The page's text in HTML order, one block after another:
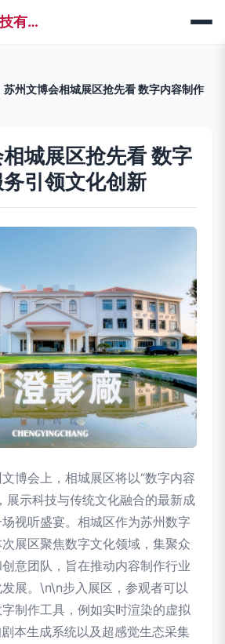
上海滨洋勒信息科技有限公司
苏州文博会相城展区抢先看 数字内容制作
城展区抢先看 数字
引领文化创新
博会上，相城展区将以“数字内容
展示科技与传统文化融合的最新成
视听盛宴。相城区作为苏州数字
展区聚焦数字文化领域，集聚众
意团队，旨在推动内容制作行业
展。\n\n步入展区，参观者可以
制作工具，例如实时渲染的虚拟
本生成系统以及超感觉生态采集